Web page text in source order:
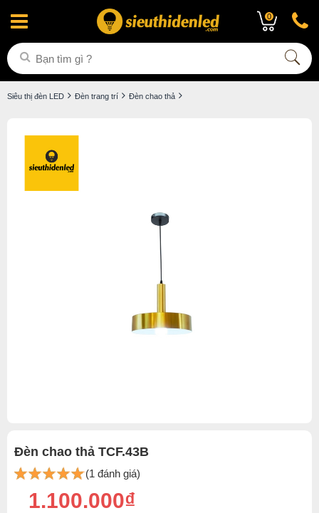
0
Siêu thị đèn LED Đèn trang trí Đèn chao thả
Đèn chao thả TCF.43B
(1 đánh giá)
1.100.000₫